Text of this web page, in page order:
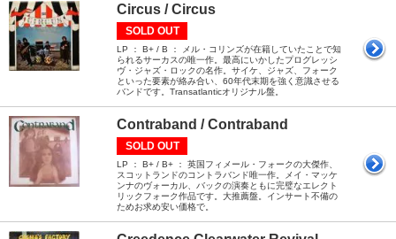
Circus / Circus
SOLD OUT
LP ： B+ / B ： メル・コリンズが在籍していたことで知
られるサーカスの唯一作。最高にいかしたプログレッシ
ヴ・ジャズ・ロックの名作。サイケ、ジャズ、フォーク
といった要素が絡み合い、60年代末期を強く意識させる
バンドです。Transatlanticオリジナル盤。
Contraband / Contraband
SOLD OUT
LP ： B+ / B+ ： 英国フィメール・フォークの大傑作、
スコットランドのコントラバンド唯一作。メイ・マッケ
ンナのヴォーカル、バックの演奏ともに完璧なエレクト
リックフォーク作品です。大推薦盤。インサート不備の
ためお求め安い価格で。